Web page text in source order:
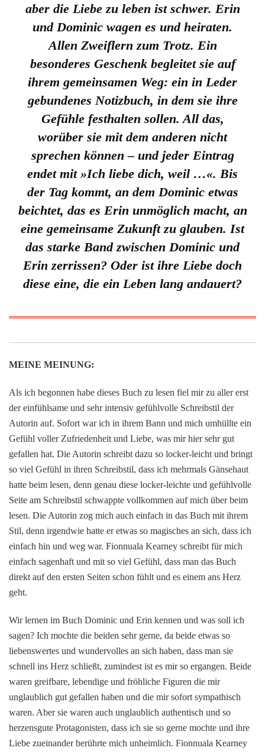
aber die Liebe zu leben ist schwer. Erin
und Dominic wagen es und heiraten.
Allen Zweiflern zum Trotz. Ein
besonderes Geschenk begleitet sie auf
ihrem gemeinsamen Weg: ein in Leder
gebundenes Notizbuch, in dem sie ihre
Gefühle festhalten sollen. All das,
worüber sie mit dem anderen nicht
sprechen können – und jeder Eintrag
endet mit »Ich liebe dich, weil …«. Bis
der Tag kommt, an dem Dominic etwas
beichtet, das es Erin unmöglich macht, an
eine gemeinsame Zukunft zu glauben. Ist
das starke Band zwischen Dominic und
Erin zerrissen? Oder ist ihre Liebe doch
diese eine, die ein Leben lang andauert?
MEINE MEINUNG:
Als ich begonnen habe dieses Buch zu lesen fiel mir zu aller erst
der einfühlsame und sehr intensiv gefühlvolle Schreibstil der
Autorin auf. Sofort war ich in ihrem Bann und mich umhüllte ein
Gefühl voller Zufriedenheit und Liebe, was mir hier sehr gut
gefallen hat. Die Autorin schreibt dazu so locker-leicht und bringt
so viel Gefühl in ihren Schreibstil, dass ich mehrmals Gänsehaut
hatte beim lesen, denn genau diese locker-leichte und gefühlvolle
Seite am Schreibstil schwappte vollkommen auf mich über beim
lesen. Die Autorin zog mich auch einfach in das Buch mit ihrem
Stil, denn irgendwie hatte er etwas so magisches an sich, dass ich
einfach hin und weg war. Fionnuala Kearney schreibt für mich
einfach sagenhaft und mit so viel Gefühl, dass man das Buch
direkt auf den ersten Seiten schon fühlt und es einem ans Herz
geht.
Wir lernen im Buch Dominic und Erin kennen und was soll ich
sagen? Ich mochte die beiden sehr gerne, da beide etwas so
liebenswertes und wundervolles an sich haben, dass man sie
schnell ins Herz schließt, zumindest ist es mir so ergangen. Beide
waren greifbare, lebendige und fröhliche Figuren die mir
unglaublich gut gefallen haben und die mir sofort sympathisch
waren. Aber sie waren auch unglaublich authentisch und so
herzensgute Protagonisten, dass ich sie so gerne mochte und ihre
Liebe zueinander berührte mich unheimlich. Fionnuala Kearney